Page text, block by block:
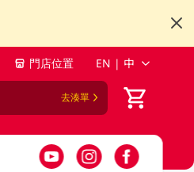
門店位置 EN | 中
去湊單